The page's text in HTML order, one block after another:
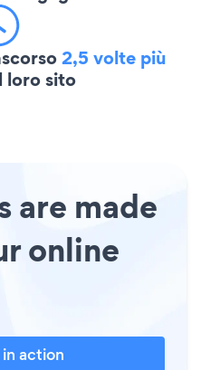
2,5 volte più
loro sito
are made
online
action